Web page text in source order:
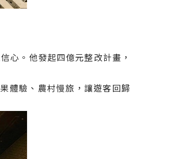
。他發起四億元整改計畫，
體驗、農村慢旅，讓遊客回歸